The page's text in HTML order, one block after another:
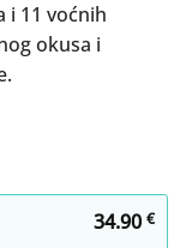
i 11 voćnih
okusa i
34.90 €